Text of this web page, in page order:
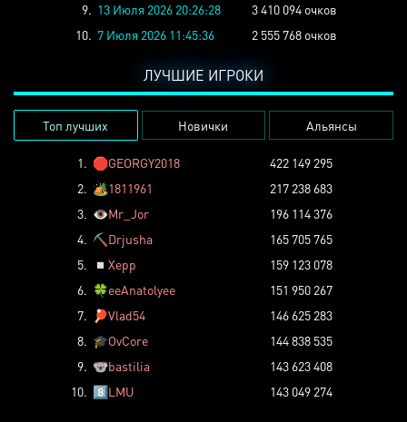
9. 13 Июля 2026 20:26:28
3 410 094 очков
10. 7 Июля 2026 11:45:36 2 555 768 очков
ЛУЧШИЕ ИГРОКИ
Топ лучших Новички Альянсы
1. 🛑GEORGY2018
422 149 295
2. 🏕️1811961
217 238 683
3. 👁️Mr_Jor
196 114 376
4. ⛏️ Drjusha
165 705 765
5.
◽ Xepp
159 123 078
6. 🍀eeAnatolyee
151 950 267
7.
🏓Vlad54
146 625 283
8. 🎓OvCore
144 838 535
9. 🐨bastilia
143 623 408
10. 8️⃣LMU 143 049 274